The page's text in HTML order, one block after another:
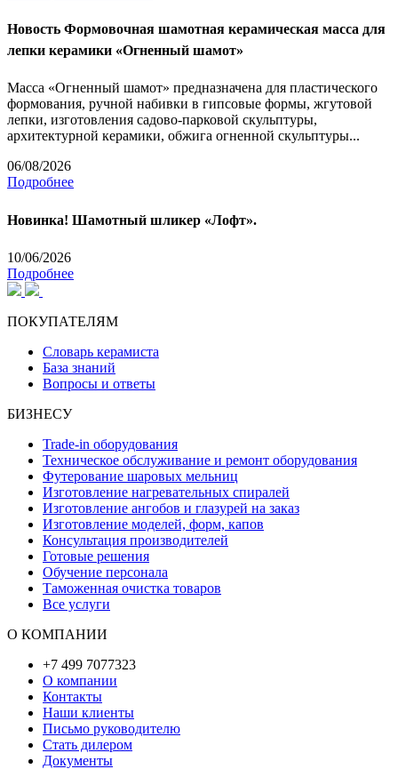
Новость Формовочная шамотная керамическая масса для
лепки керамики «Огненный шамот»
Масса «Огненный шамот» предназначена для пластического
формования, ручной набивки в гипсовые формы, жгутовой
лепки, изготовления садово-парковой скульптуры,
архитектурной керамики, обжига огненной скульптуры...
06/08/2026
Подробнее
Новинка! Шамотный шликер «Лофт».
10/06/2026
Подробнее
ПОКУПАТЕЛЯМ
Словарь керамиста
База знаний
Вопросы и ответы
БИЗНЕСУ
Trade-in оборудования
Техническое обслуживание и ремонт оборудования
Футерование шаровых мельниц
Изготовление нагревательных спиралей
Изготовление ангобов и глазурей на заказ
Изготовление моделей, форм, капов
Консультация производителей
Готовые решения
Обучение персонала
Таможенная очистка товаров
Все услуги
О КОМПАНИИ
+7 499 7077323
О компании
Контакты
Наши клиенты
Письмо руководителю
Стать дилером
Документы